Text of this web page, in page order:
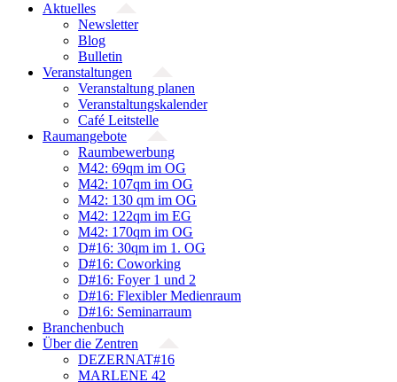
Aktuelles
Newsletter
Blog
Bulletin
Veranstaltungen
Veranstaltung planen
Veranstaltungskalender
Café Leitstelle
Raumangebote
Raumbewerbung
M42: 69qm im OG
M42: 107qm im OG
M42: 130 qm im OG
M42: 122qm im EG
M42: 170qm im OG
D#16: 30qm im 1. OG
D#16: Coworking
D#16: Foyer 1 und 2
D#16: Flexibler Medienraum
D#16: Seminarraum
Branchenbuch
Über die Zentren
DEZERNAT#16
MARLENE 42